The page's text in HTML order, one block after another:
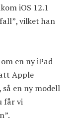
iOS 12.1
vilket han
en nyiPad
Apple
en ny modell
får vi